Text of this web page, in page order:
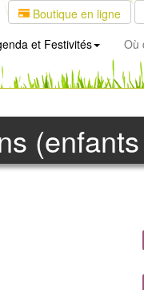
Boutique en ligne
et Festivités Où